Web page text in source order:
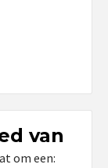
van
om een: